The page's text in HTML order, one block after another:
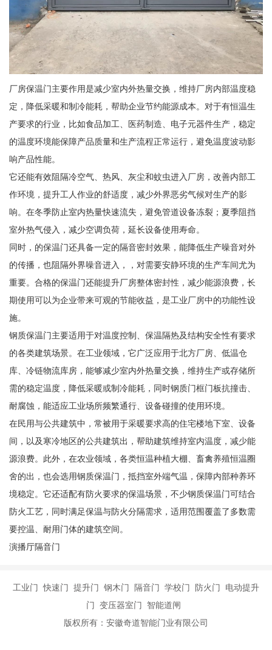
厂房保温门主要作用是减少室内外热量交换，维持厂房内部温度稳
定，降低采暖和制冷能耗，帮助企业节约能源成本。对于有恒温生
产要求的行业，比如食品加工、医药制造、电子元器件生产，稳定
的温度环境能保障产品质量和生产流程正常运行，避免温度波动影
响产品性能。
它还能有效阻隔冷空气、热风、灰尘和蚊虫进入厂房，改善内部工
作环境，提升工人作业的舒适度，减少外界恶劣气候对生产的影
响。在冬季防止室内热量快速流失，避免管道设备冻裂；夏季阻挡
室外热气侵入，减少空调负荷，延长设备使用寿命。
同时，的保温门还具备一定的隔音密封效果，能降低生产噪音对外
的传播，也阻隔外界噪音进入，，对需要安静环境的生产车间尤为
重要。合格的保温门还能提升厂房整体密封性，减少能源浪费，长
期使用可以为企业带来可观的节能收益，是工业厂房中的功能性设
施。
钢质保温门主要适用于对温度控制、保温隔热及结构安全性有要求
的各类建筑场景。在工业领域，它广泛应用于北方厂房、低温仓
库、冷链物流库房，能够减少室内外热量交换，维持生产或存储所
需的稳定温度，降低采暖或制冷能耗，同时钢质门框门板抗撞击、
耐腐蚀，能适应工业场所频繁通行、设备碰撞的使用环境。
在民用与公共建筑中，常被用于采暖要求高的住宅楼地下室、设备
间，以及寒冷地区的公共建筑出，帮助建筑维持室内温度，减少能
源浪费。此外，在农业领域，各类恒温种植大棚、畜禽养殖恒温圈
舍的出，也会选用钢质保温门，抵挡室外端气温，保障内部种养环
境稳定。它还适配有防火要求的保温场景，不少钢质保温门可结合
防火工艺，同时满足保温与防火分隔需求，适用范围覆盖了多数需
要控温、耐用门体的建筑空间。
演播厅隔音门
工业门 快速门 提升门 钢木门 隔音门 学校门 防火门 电动提升
门 变压器室门 智能道闸
版权所有：安徽奇道智能门业有限公司